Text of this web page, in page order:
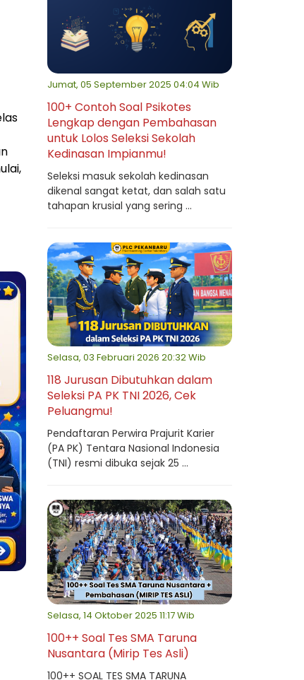
Jumat, 05 September 2025 04:04 Wib
100+ Contoh Soal Psikotes
Lengkap dengan Pembahasan
untuk Lolos Seleksi Sekolah
Kedinasan Impianmu!
Seleksi masuk sekolah kedinasan
dikenal sangat ketat, dan salah satu
tahapan krusial yang sering ...
Selasa, 03 Februari 2026 20:32 Wib
118 Jurusan Dibutuhkan dalam
Seleksi PA PK TNI 2026, Cek
Peluangmu!
Pendaftaran Perwira Prajurit Karier
(PA PK) Tentara Nasional Indonesia
(TNI) resmi dibuka sejak 25 ...
Selasa, 14 Oktober 2025 11:17 Wib
100++ Soal Tes SMA Taruna
Nusantara (Mirip Tes Asli)
100++ SOAL TES SMA TARUNA